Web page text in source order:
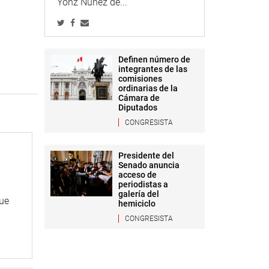
Definen número de
integrantes de las
comisiones
ordinarias de la
Cámara de
Diputados
CONGRESISTA
Presidente del
Senado anuncia
acceso de
periodistas a
galería del
hemiciclo
CONGRESISTA